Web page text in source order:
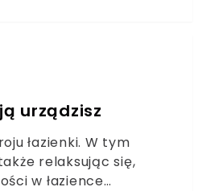
urządzisz
łazienki. W tym
relaksując się,
w łazience